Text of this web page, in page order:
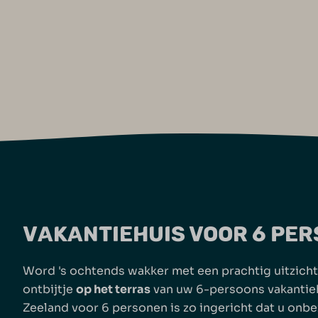
VAKANTIEHUIS VOOR 6
Word 's ochtends wakker met een prachtig
ontbijtjeop het terrasvan uw 6-persoons
Zeeland voor 6 personen is zo ingericht dat u